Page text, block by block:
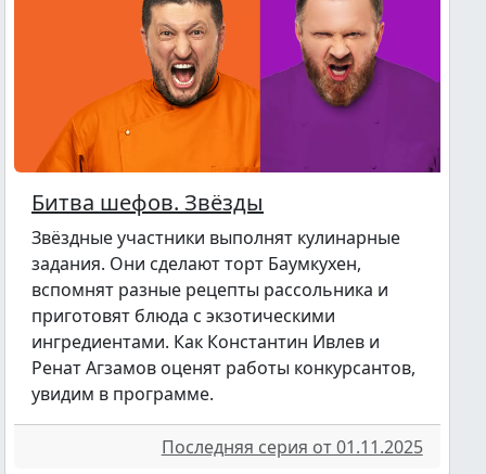
Битва шефов. Звёзды
Звёздные участники выполнят кулинарные
задания. Они сделают торт Баумкухен,
вспомнят разные рецепты рассольника и
приготовят блюда с экзотическими
ингредиентами. Как Константин Ивлев и
Ренат Агзамов оценят работы конкурсантов,
увидим в программе.
Последняя серия от 01.11.2025